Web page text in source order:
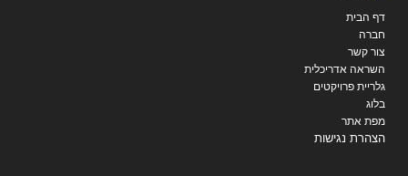
דף הבית
חברה
צור קשר
השראה אדריכלית
גלריית פרויקטים
בלוג
מפת אתר
הצהרת נגישות